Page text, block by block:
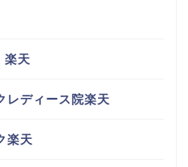
楽天
レディース院楽天
楽天